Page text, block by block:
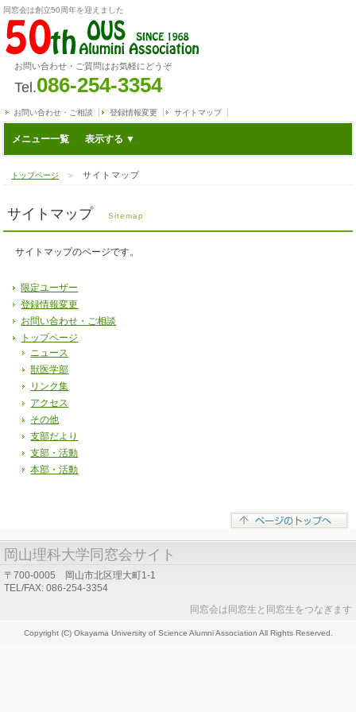
同窓会は創立50周年を迎えました
お問い合わせ・ご質問はお気軽にどうぞ
Tel.086-254-3354
お問い合わせ・ご相談 登録情報変更 サイトマップ
メニュー一覧
トップページ ＞サイトマップ
サイトマップ Sitemap
サイトマップのページです。
限定ユーザー
登録情報変更
お問い合わせ・ご相談
トップページ
ニュース
獣医学部
リンク集
アクセス
その他
支部だより
支部・活動
本部・活動
同窓会は同窓生と同窓生をつなぎます
岡山理科大学同窓会サイト
〒700-0005 岡山市北区理大町1-1
TEL/FAX: 086-254-3354
Copyright (C) Okayama University of Science Alumni Association All Rights Reserved.